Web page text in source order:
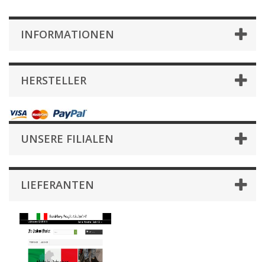
INFORMATIONEN
HERSTELLER
UNSERE FILIALEN
LIEFERANTEN